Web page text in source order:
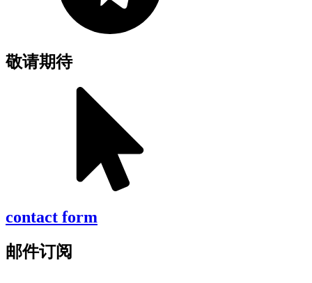
敬请期待
contact form
邮件订阅